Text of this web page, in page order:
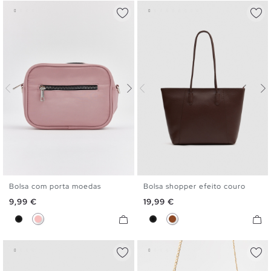
Bolsa com porta moedas
Preço
9,99 €
PretoRosa
Bolsa shopper efeito couro
Preço
19,99 €
PretoMarrom